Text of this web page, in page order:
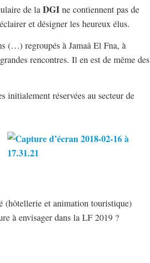
de la DGI ne contiennent pas de
et désigner les heureux élus.
(…) regroupés à Jamaâ El Fna, à
rencontres. Il en est de même des
initialement réservées au secteur de
(hôtellerie et animation touristique)
à envisager dans la LF 2019 ?